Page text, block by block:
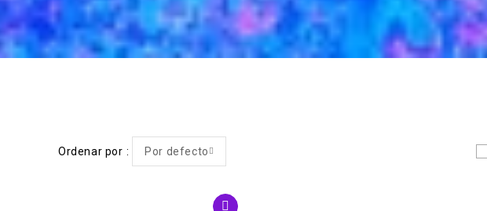
Ordenar por Por defecto